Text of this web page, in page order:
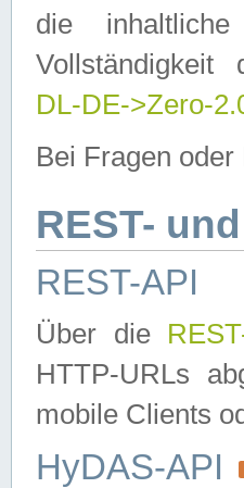
die
DL-DE->Zero-
Bei Fragen
REST-
REST-API
Über die
HTTP-URLs
mobile Clients
HyDAS-API